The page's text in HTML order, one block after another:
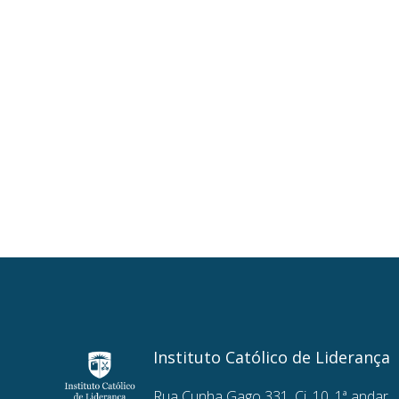
Instituto Católico de Liderança